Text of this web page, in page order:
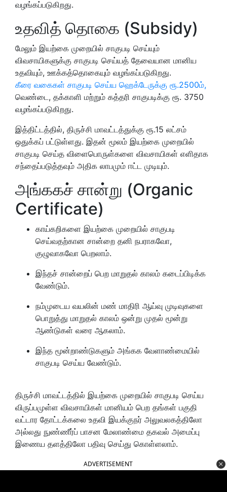
வழங்கப்படுகிறது.
உதவித் தொகை (Subsidy)
மேலும் இயற்கை முறையில் சாகுபடி செய்யும்
விவசாயிகளுக்கு சாகுபடி செய்யத் தேவையான மானிய
உதவியும், ஊக்கத்தொகையும் வழங்கப்படுகிறது.
கீரை வகைகள் சாகுபடி செய்ய ஹெக்டேருக்கு ரூ.2500ம்,
வெண்டை, தக்காளி மற்றும் கத்தரி சாகுபடிக்கு ரூ. 3750
வழங்கப்படுகிறது.
இத்திட்டத்தில், திருச்சி மாவட்டத்துக்கு ரூ.15 லட்சம்
ஒதுக்கப் பட்டுள்ளது. இதன் மூலம் இயற்கை முறையில்
சாகுபடி செய்த விளைபொருள்களை விவசாயிகள் எளிதாக
சந்தைப்படுத்தவும் அதிக லாபமும் ஈட்ட முடியும்.
அங்ககச் சான்று (Organic
Certificate)
காய்கறிகளை இயற்கை முறையில் சாகுபடி
செய்வதற்கான சான்றை தனி நபராகவோ,
குழுவாகவோ பெறலாம்.
இந்தச் சான்றைப் பெற மாறுதல் காலம் கடைப்பிடிக்க
வேண்டும்.
நம்முடைய வயலின் மண் மாதிரி ஆய்வு முடிவுகளை
பொறுத்து மாறுதல் காலம் ஒன்று முதல் மூன்று
ஆண்டுகள் வரை ஆகலாம்.
இந்த மூன்றாண்டுகளும் அங்கக வேளாண்மையில்
சாகுபடி செய்ய வேண்டும்.
திருச்சி மாவட்டத்தில் இயற்கை முறையில் சாகுபடி செய்ய
விருப்பமுள்ள விவசாயிகள் மானியம் பெற தங்கள் பகுதி
வட்டார தோட்டக்கலை உதவி இயக்குநர் அலுவலகத்திலோ
அல்லது நுண்ணீர்ப் பாசன மேலாண்மை தகவல் அமைப்பு
இணைய தளத்திலோ பதிவு செய்து கொள்ளலாம்.
ADVERTISEMENT